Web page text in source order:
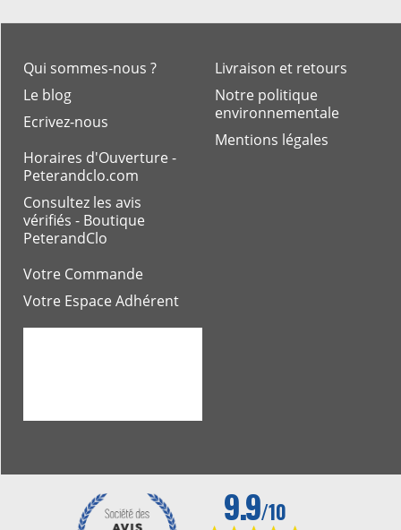
Livraison et retours
Notre politique
environnementale
Mentions légales
Qui sommes-nous ?
Le blog
Ecrivez-nous
Horaires d'Ouverture -
Peterandclo.com
Consultez les avis
vérifiés - Boutique
PeterandClo
Votre Commande
Votre Espace Adhérent